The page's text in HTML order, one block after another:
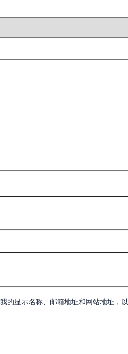
的显示名称、邮箱地址和网站地址，